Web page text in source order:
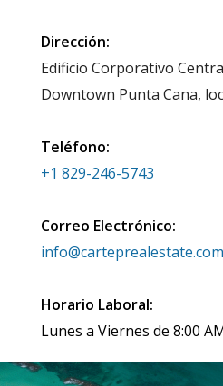
Dirección:
Edificio Corporativo
Downtown Punta Cana,
Teléfono:
+1 829-246-5743
Correo Electrónico:
info@carteprealestate.com
Horario Laboral:
Lunes a Viernes de 8:00